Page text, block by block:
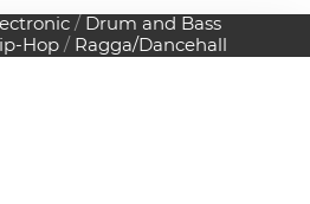
Drum and Bass
Hop Ragga/Dancehall